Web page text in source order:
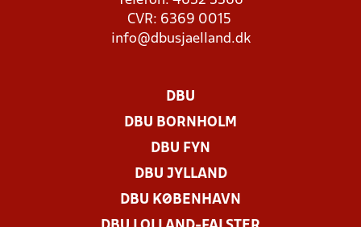
CVR: 6369 0015
info@dbusjaelland.dk
DBU
DBU BORNHOLM
DBU FYN
DBU JYLLAND
DBU KØBENHAVN